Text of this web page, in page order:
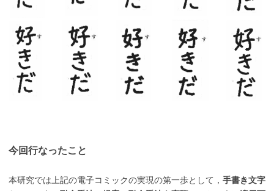
今回行なったこと
本研究では上記の電子コミックの実現の第一歩として， 手書き文字